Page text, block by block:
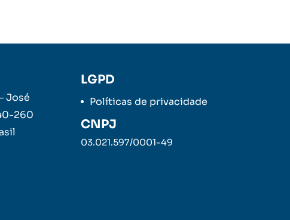
José
260
LGPD
Políticas de privacidade
CNPJ
03.021.597/0001-49